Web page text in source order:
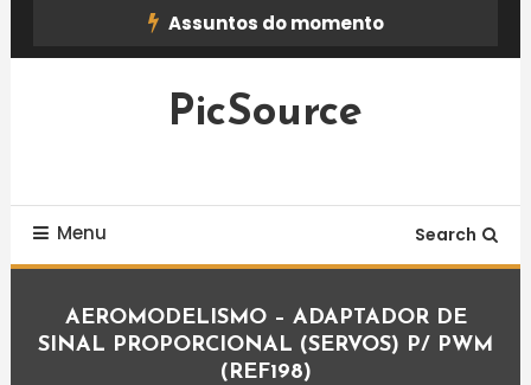
Assuntos do momento
PicSource
Menu Search
AEROMODELISMO – ADAPTADOR DE
SINAL PROPORCIONAL (SERVOS) P/ PWM
(REF198)